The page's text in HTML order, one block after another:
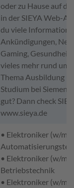
oder zu Hause auf
in der SIEYA Web-
du viele
Ankündigungen,
Gaming, Gesundheit
vieles mehr rund um
Thema Ausbildung
Studium bei
gut? Dann check
www.sieya.de
• Elektroniker (w/m/
• Elektroniker (w/m/
Betriebstechnik
• Elektroniker (w/m/